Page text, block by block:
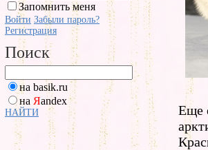
Запомнить меня
Войти Забыли пароль?
Регистрация
Поиск
на basik.ru
на Яandex
НАЙТИ
Еще